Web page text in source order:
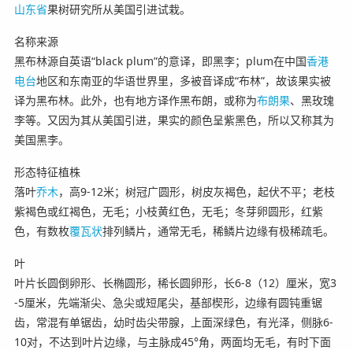
山东省果树研究所从美国引进试栽。
名称来源
黑布林源自英语“black plum”的意译，即黑李；plum在中国香港
电台地区和东南亚的华语世界里，多被音译成“布林”，故该果实被
译为黑布林。此外，也有地方译作黑布朗，或称为布朗果、黑玫瑰
李等。又因为其从美国引进，果实的颜色呈紫黑色，所以又称其为
美国黑李。
形态特征植株
落叶乔木，高9-12米；树冠广圆形，树皮灰褐色，起伏不平；老枝
紫褐色或红褐色，无毛；小枝黄红色，无毛；冬芽卵圆形，红紫
色，有数枚覆瓦状排列鳞片，通常无毛，稀鳞片边缘有极稀疏毛。
叶
叶片长圆倒卵形、长椭圆形，稀长圆卵形，长6-8（12）厘米，宽3
-5厘米，先端渐尖、急尖或短尾尖，基部楔形，边缘有圆钝重锯
齿，常混有单锯齿，幼时齿尖带腺，上面深绿色，有光泽，侧脉6-
10对，不达到叶片边缘，与主脉成45°角，两面均无毛，有时下面